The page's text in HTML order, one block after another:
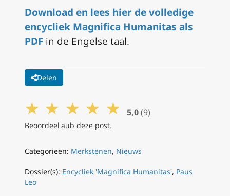
Download en lees hier de volledige
encycliek Magnifica Humanitas als
PDF in de Engelse taal.
Delen
★ ★ ★ ★ ★ 5,0 (9)
Beoordeel aub deze post.
Categorieën: Merkstenen, Nieuws
Dossier(s): Encycliek 'Magnifica Humanitas', Paus
Leo